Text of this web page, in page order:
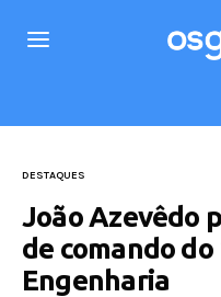
DESTAQUES
João Azevêdo
de comando
Engenharia